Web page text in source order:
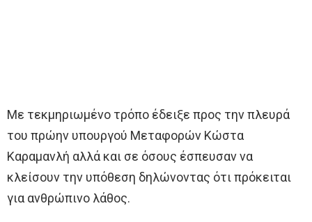
Με τεκμηριωμένο τρόπο έδειξε προς την πλευρά
του πρώην υπουργού Μεταφορών Κώστα
Καραμανλή αλλά και σε όσους έσπευσαν να
κλείσουν την υπόθεση δηλώνοντας ότι πρόκειται
για ανθρώπινο λάθος.